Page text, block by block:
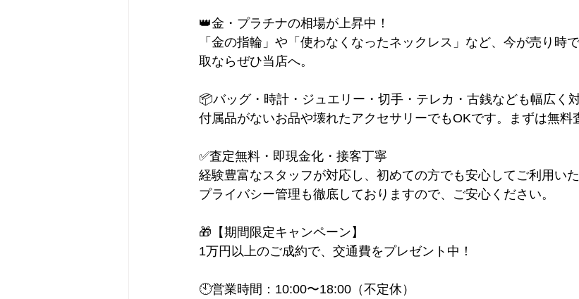
👑金・プラチナの相場が上昇中！
「金の指輪」や「使わなくなったネックレス」など、今が売り時
取ならぜひ当店へ。
📦バッグ・時計・ジュエリー・切手・テレカ・古銭なども幅広く対
付属品がないお品や壊れたアクセサリーでもOKです。まずは無料
✅査定無料・即現金化・接客丁寧
経験豊富なスタッフが対応し、初めての方でも安心してご利用いた
プライバシー管理も徹底しておりますので、ご安心ください。
🎁【期間限定キャンペーン】
1万円以上のご成約で、交通費をプレゼント中！
🕙営業時間：10:00〜18:00（不定休）